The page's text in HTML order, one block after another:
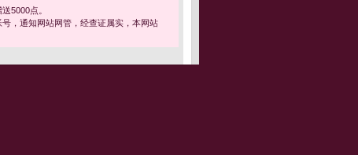
5000点。
，通知网站网管，经查证属实，本网站